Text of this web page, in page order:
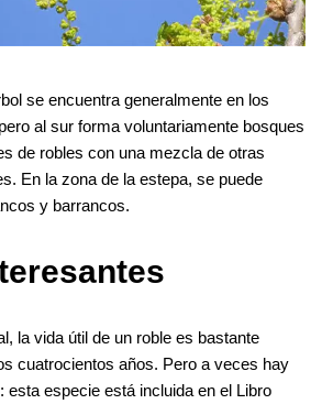
se encuentra generalmente en los
al sur forma voluntariamente bosques
de robles con una mezcla de otras
En la zona de la estepa, se puede
y barrancos.
la vida útil de un roble es bastante
cuatrocientos años. Pero a veces hay
esta especie está incluida en el Libro